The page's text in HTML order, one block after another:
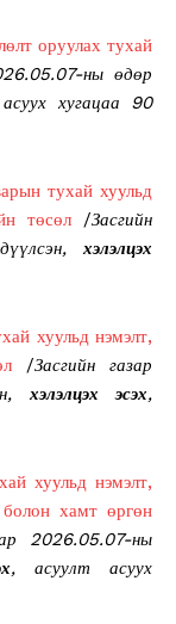
оруулах тухай
ны өдөр
хугацаа 90
тухай хуульд
төсөл /Засгийн
хэлэлцэх
хуульд нэмэлт,
/Засгийн газар
хэлэлцэх эсэх,
хуульд нэмэлт,
хамт өргөн
2026.05.07-ны
, асуулт асуух